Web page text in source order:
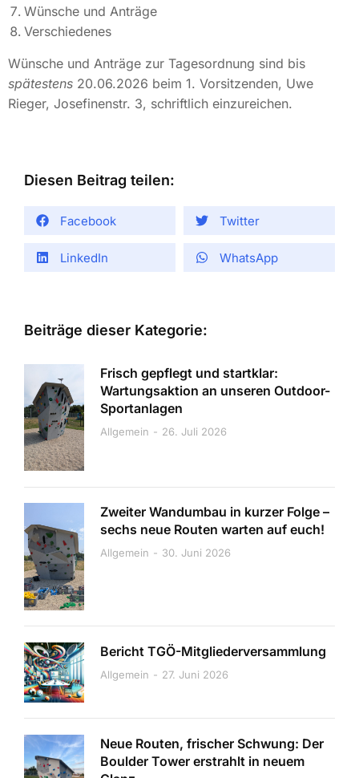
Wünsche und Anträge
Verschiedenes
Wünsche und Anträge zur Tagesordnung sind bis
spätestens 20.06.2026 beim 1. Vorsitzenden, Uwe
Rieger, Josefinenstr. 3, schriftlich einzureichen.
Diesen Beitrag teilen:
Facebook Twitter
LinkedIn WhatsApp
Beiträge dieser Kategorie:
Frisch gepflegt und startklar:
Wartungsaktion an unseren Outdoor-
Sportanlagen
Allgemein 26. Juli 2026
Zweiter Wandumbau in kurzer Folge –
sechs neue Routen warten auf euch!
Allgemein 30. Juni 2026
Bericht TGÖ-Mitgliederversammlung
Allgemein 27. Juni 2026
Neue Routen, frischer Schwung: Der
Boulder Tower erstrahlt in neuem